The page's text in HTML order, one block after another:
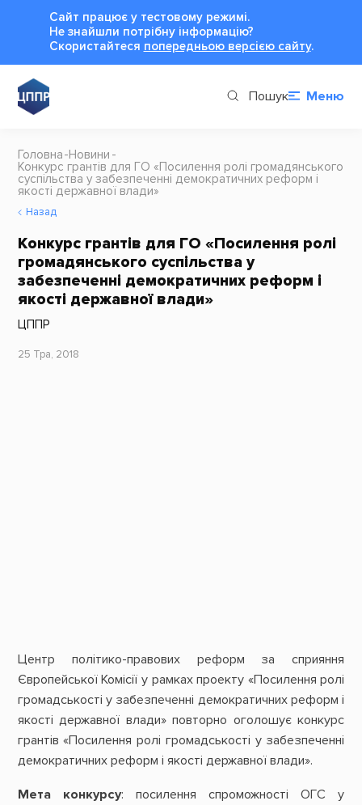
Сайт працює у тестовому режимі.
Не знайшли потрібну інформацію?
Cкористайтеся попередньою версією сайту.
Пошук Меню
Головна Новини
Конкурс грантів для ГО «Посилення ролі громадянського
суспільства у забезпеченні демократичних реформ і
якості державної влади»
Назад
Конкурс грантів для ГО «Посилення ролі
громадянського суспільства у
забезпеченні демократичних реформ і
якості державної влади»
ЦППР
25 Тра, 2018
Центр політико-правових реформ за сприяння
Європейської Комісії у рамках проекту «Посилення ролі
громадськості у забезпеченні демократичних реформ і
якості державної влади» повторно оголошує конкурс
грантів «Посилення ролі громадськості у забезпеченні
демократичних реформ і якості державної влади».
Мета конкурсу: посилення спроможності ОГС у